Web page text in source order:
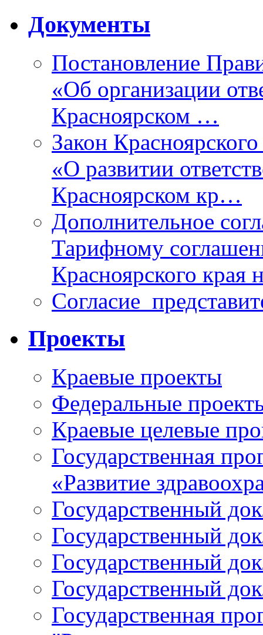
Документы
Постановление
«Об организации
Красноярском …
Закон
«О развитии
Красноярском кр…
Дополнительное
Тарифному
Красноярского края
Проекты
Краевые проекты
Федеральные
Краевые целевые
Государственная
«Развитие
Государственный
Государственный
Государственный
Государственный
Государственная